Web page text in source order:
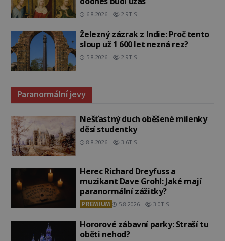
6.8.2026 2.9TIS
Železný zázrak z Indie: Proč tento
sloup už 1 600 let nezná rez?
5.8.2026 2.9TIS
Paranormální jevy
Nešťastný duch oběšené milenky
děsí studentky
8.8.2026 3.6TIS
Herec Richard Dreyfuss a
muzikant Dave Grohl: Jaké mají
paranormální zážitky?
PREMIUM 5.8.2026 3.0TIS
Hororové zábavní parky: Straší tu
oběti nehod?